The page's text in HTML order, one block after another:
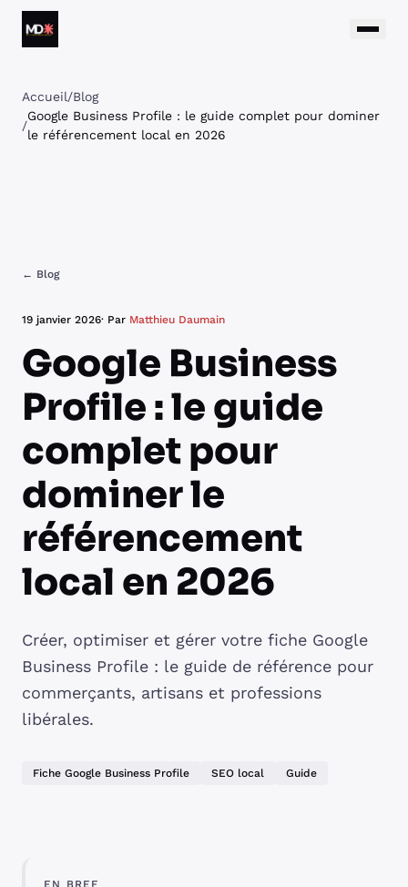
Aller au contenu
Matthieu Daumain
Accueil/Blog
/
Google Business Profile : le guide complet pour dominer
le référencement local en 2026
← Blog
19 janvier 2026· Par Matthieu Daumain
Google Business
Profile : le guide
complet pour
dominer le
référencement
local en 2026
Créer, optimiser et gérer votre fiche Google
Business Profile : le guide de référence pour
commerçants, artisans et professions
libérales.
Fiche Google Business Profile SEO local Guide
EN BREF